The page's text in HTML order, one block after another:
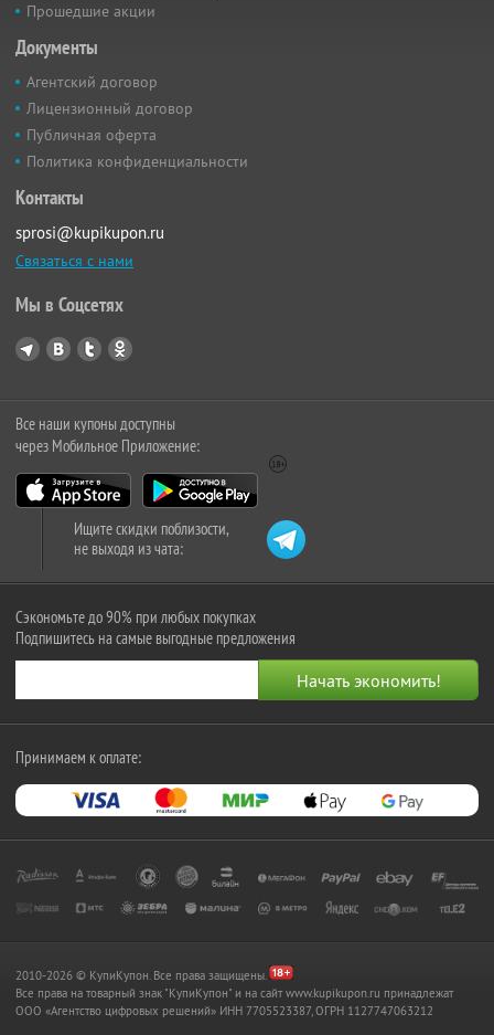
Прошедшие акции
Документы
Агентский договор
Лицензионный договор
Публичная оферта
Политика конфиденциальности
Контакты
sprosi@kupikupon.ru
Связаться с нами
Мы в Соцсетях
Все наши купоны доступны
через Мобильное Приложение:
Ищите скидки поблизости,
не выходя из чата:
Сэкономьте до 90% при любых покупках
Подпишитесь на самые выгодные предложения
Принимаем к оплате:
2010-2026 © КупиКупон. Все права защищены.
Все права на товарный знак "КупиКупон" и на сайт www.kupikupon.ru принадлежат
OOO «Агентство цифровых решений» ИНН 7705523387, ОГРН 1127747063212